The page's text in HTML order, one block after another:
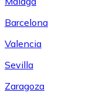
Barcelona
Valencia
Sevilla
Zaragoza